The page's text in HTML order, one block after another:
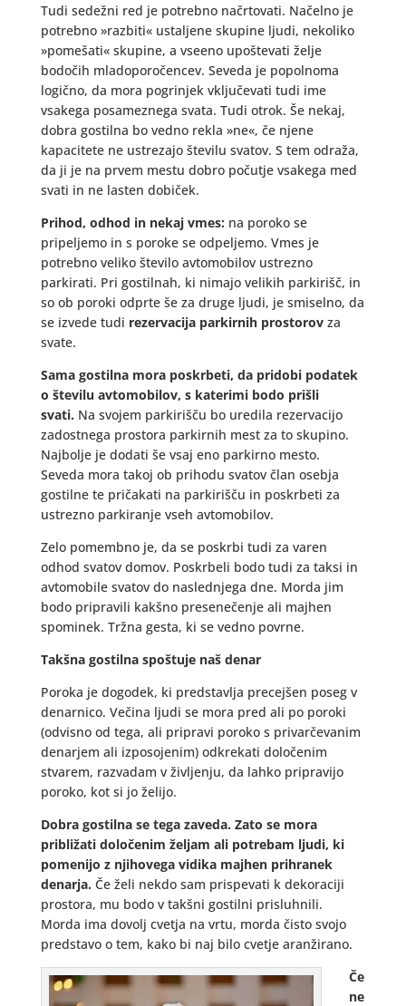
Tudi sedežni red je potrebno načrtovati. Načelno je
potrebno »razbiti« ustaljene skupine ljudi, nekoliko
»pomešati« skupine, a vseeno upoštevati želje
bodočih mladoporočencev. Seveda je popolnoma
logično, da mora pogrinjek vključevati tudi ime
vsakega posameznega svata. Tudi otrok. Še nekaj,
dobra gostilna bo vedno rekla »ne«, če njene
kapacitete ne ustrezajo številu svatov. S tem odraža,
da ji je na prvem mestu dobro počutje vsakega med
svati in ne lasten dobiček.
Prihod, odhod in nekaj vmes: na poroko se
pripeljemo in s poroke se odpeljemo. Vmes je
potrebno veliko število avtomobilov ustrezno
parkirati. Pri gostilnah, ki nimajo velikih parkirišč, in
so ob poroki odprte še za druge ljudi, je smiselno, da
se izvede tudi rezervacija parkirnih prostorovza
svate.
Sama gostilna mora poskrbeti, da pridobi podatek
o številu avtomobilov, s katerimi bodo prišli
svati. Na svojem parkirišču bo uredila rezervacijo
zadostnega prostora parkirnih mest za to skupino.
Najbolje je dodati še vsaj eno parkirno mesto.
Seveda mora takoj ob prihodu svatov član osebja
gostilne te pričakati na parkirišču in poskrbeti za
ustrezno parkiranje vseh avtomobilov.
Zelo pomembno je, da se poskrbi tudi za varen
odhod svatov domov. Poskrbeli bodo tudi za taksi in
avtomobile svatov do naslednjega dne. Morda jim
bodo pripravili kakšno presenečenje ali majhen
spominek. Tržna gesta, ki se vedno povrne.
Takšna gostilna spoštuje naš denar
Poroka je dogodek, ki predstavlja precejšen poseg v
denarnico. Večina ljudi se mora pred ali po poroki
(odvisno od tega, ali pripravi poroko s privarčevanim
denarjem ali izposojenim) odkrekati določenim
stvarem, razvadam v življenju, da lahko pripravijo
poroko, kot si jo želijo.
Dobra gostilna se tega zaveda. Zato se mora
približati določenim željam ali potrebam ljudi, ki
pomenijo z njihovega vidika majhen prihranek
denarja. Če želi nekdo sam prispevati k dekoraciji
prostora, mu bodo v takšni gostilni prisluhnili.
Morda ima dovolj cvetja na vrtu, morda čisto svojo
predstavo o tem, kako bi naj bilo cvetje aranžirano.
Če
ne